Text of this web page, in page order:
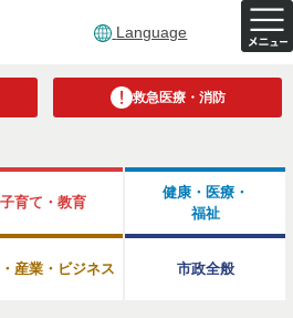
Language
救急医療・消防
子育て・教育
健康・医療・
福祉
産業・ビジネス 市政全般